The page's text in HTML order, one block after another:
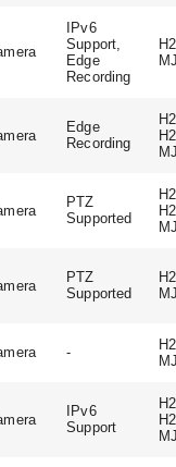
IPv6
Support,
Edge
Recording
Edge
Recording
PTZ
Supported
PTZ
Supported
-
IPv6
Support